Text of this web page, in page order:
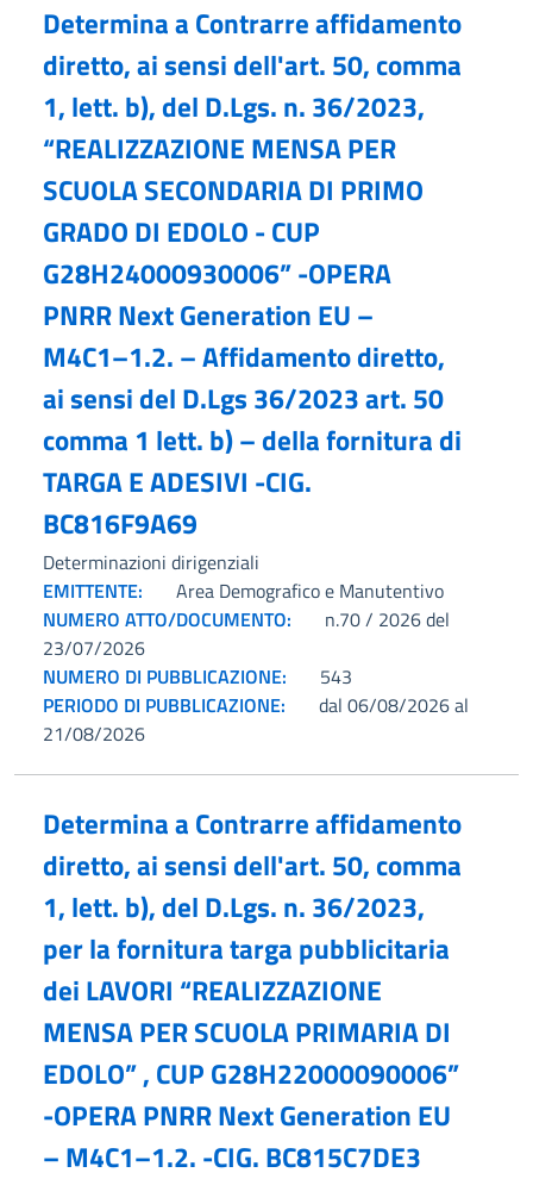
Determina a Contrarre affidamento
diretto, ai sensi dell'art. 50, comma
1, lett. b), del D.Lgs. n. 36/2023,
“REALIZZAZIONE MENSA PER
SCUOLA SECONDARIA DI PRIMO
GRADO DI EDOLO - CUP
G28H24000930006” -OPERA
PNRR Next Generation EU –
M4C1–1.2. – Affidamento diretto,
ai sensi del D.Lgs 36/2023 art. 50
comma 1 lett. b) – della fornitura di
TARGA E ADESIVI -CIG.
BC816F9A69
Determinazioni dirigenziali
EMITTENTE:
Area Demografico e Manutentivo
NUMERO ATTO/DOCUMENTO:
n.70 / 2026 del
23/07/2026
NUMERO DI PUBBLICAZIONE:
543
PERIODO DI PUBBLICAZIONE:
dal 06/08/2026 al
21/08/2026
Determina a Contrarre affidamento
diretto, ai sensi dell'art. 50, comma
1, lett. b), del D.Lgs. n. 36/2023,
per la fornitura targa pubblicitaria
dei LAVORI “REALIZZAZIONE
MENSA PER SCUOLA PRIMARIA DI
EDOLO” , CUP G28H22000090006”
-OPERA PNRR Next Generation EU
– M4C1–1.2. -CIG. BC815C7DE3